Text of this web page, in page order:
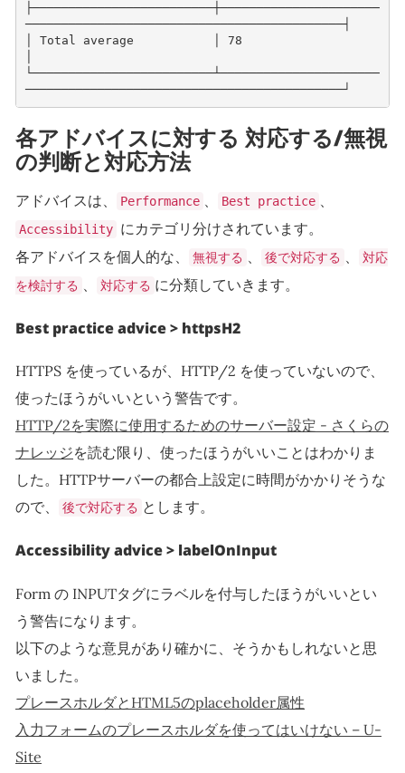
├─────────────────────────┼──────────────────────
────────────────────────────────────────────┤
│ Total average           │ 78
└─────────────────────────┴──────────────────────
────────────────────────────────────────────┘
各アドバイスに対する 対応する/無視
の判断と対応方法
アドバイスは、 Performance Best practice
Accessibility にカテゴリ分けされています。
各アドバイスを個人的な、
無視する 後で対応する
対応
を検討する
対応する に分類していきます。
Best practice advice > httpsH2
HTTPS を使っているが、HTTP/2 を使っていないので、
使ったほうがいいという警告です。
HTTP/2を実際に使用するためのサーバー設定 - さくらの
ナレッジを読む限り、使ったほうがいいことはわかりま
した。HTTPサーバーの都合上設定に時間がかかりそうな
ので、
後で対応する とします。
Accessibility advice > labelOnInput
Form の INPUTタグにラベルを付与したほうがいいとい
う警告になります。
以下のような意見があり確かに、そうかもしれないと思
いました。
プレースホルダとHTML5のplaceholder属性
入力フォームのプレースホルダを使ってはいけない – U-
Site